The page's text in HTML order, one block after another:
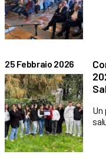
25 Febbraio 2026
Un